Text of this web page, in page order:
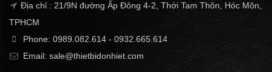
Địa chỉ : 21/9N đường Ấp Đông 4-2, Thới Tam Thôn, Hóc Môn,
TPHCM
Phone: 0989.082.614 - 0932.665.614
Email: sale@thietbidonhiet.com